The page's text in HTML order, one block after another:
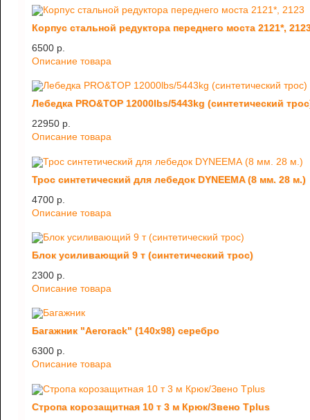
Корпус стальной редуктора переднего моста 2121*,
6500 p.
Описание товара
Лебедка PRO&TOP 12000lbs/5443kg (синтетический
22950 p.
Описание товара
Трос синтетический для лебедок DYNEEMA (8 мм. 28 м.)
4700 p.
Описание товара
Блок усиливающий 9 т (синтетический трос)
2300 p.
Описание товара
Багажник "Aerorack" (140х98) серебро
6300 p.
Описание товара
Стропа корозащитная 10 т 3 м Крюк/Звено Tplus